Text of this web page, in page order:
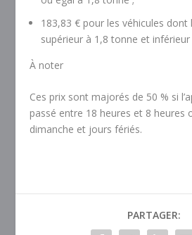
183,83 € pour les véhicules
supérieur à 1,8 tonne et
À noter
Ces prix sont majorés de 50 % si
passé entre 18 heures et 8 heures
dimanche et jours fériés.
PARTAGER: